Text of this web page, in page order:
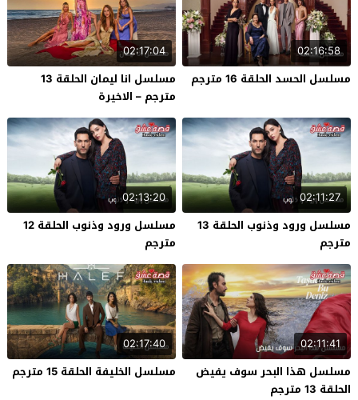
02:16:58
مسلسل الحسد الحلقة 16 مترجم
02:17:04
مسلسل انا ليمان الحلقة 13
مترجم – الاخيرة
02:11:27
مسلسل ورود وذنوب الحلقة 13
مترجم
02:13:20
مسلسل ورود وذنوب الحلقة 12
مترجم
02:11:41
مسلسل هذا البحر سوف يفيض
الحلقة 13 مترجم
02:17:40
مسلسل الخليفة الحلقة 15 مترجم